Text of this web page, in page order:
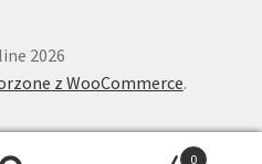
2026
z WooCommerce.
0